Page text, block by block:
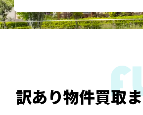
訳あり物件買取